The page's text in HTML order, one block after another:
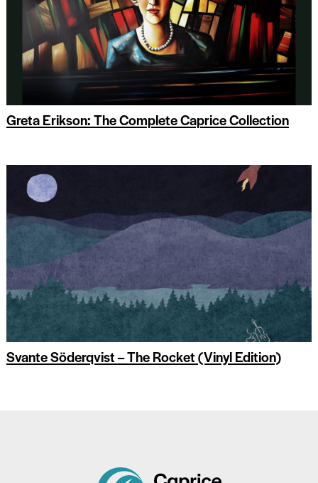
Greta Erikson: The Complete Caprice Collection
Svante Söderqvist – The Rocket (Vinyl Edition)